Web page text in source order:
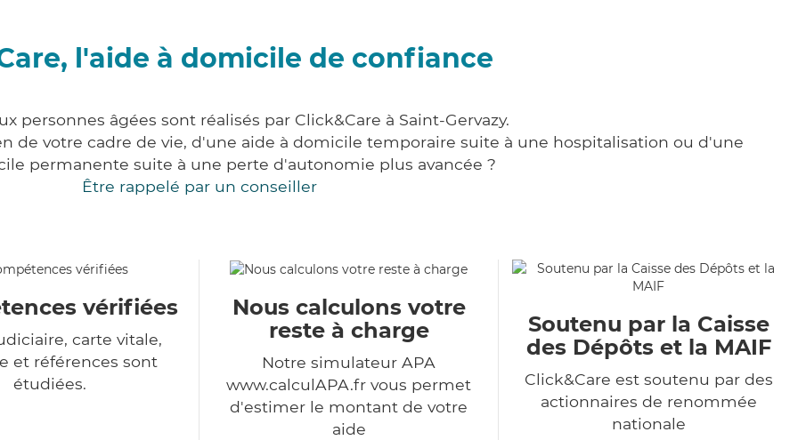
l'aide à domicile de confiance
personnes âgées sont réalisés par Click&Care à Saint-Gervazy.
de votre cadre de vie, d'une aide à domicile temporaire suite à une hospitalisation ou d'une
permanente suite à une perte d'autonomie plus avancée ?
Être rappelé par un conseiller
vérifiées
carte vitale,
et références sont
étudiées.
Nous calculons votre
reste à charge
Notre simulateur APA
www.calculAPA.fr vous permet
d'estimer le montant de votre
aide
Soutenu par la Caisse
des Dépôts et la MAIF
Click&Care est soutenu par des
actionnaires de renommée
nationale